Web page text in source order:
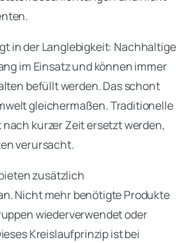
in der Langlebigkeit: Nachhaltige
im Einsatz und können immer
befüllt werden. Das schont
gleichermaßen. Traditionelle
kurzer Zeit ersetzt werden,
verursacht.
zusätzlich
Nicht mehr benötigte Produkte
wiederverwendet oder
Kreislaufprinzip ist bei